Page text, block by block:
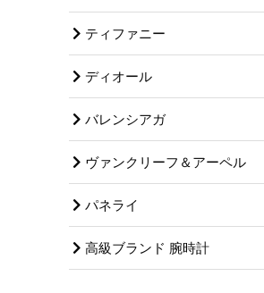
ティファニー
ディオール
バレンシアガ
ヴァンクリーフ＆アーペル
パネライ
高級ブランド 腕時計